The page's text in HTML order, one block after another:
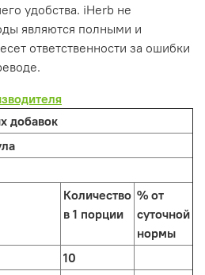
удобства. iHerb не
являются полными и
ответственности за ошибки
добавок
Количество
в 1 порции
% от
суточной
нормы
10